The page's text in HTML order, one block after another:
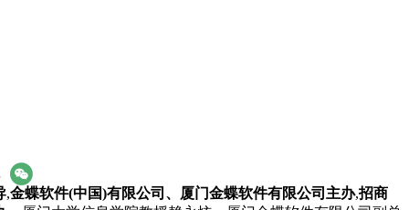
,金蝶软件(中国)有限公司 、厦门金蝶软件有限公司 主办,招商